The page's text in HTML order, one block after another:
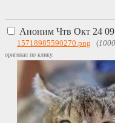
Аноним Чтв Окт 24
15718985590270.png (
оригинал по клику.